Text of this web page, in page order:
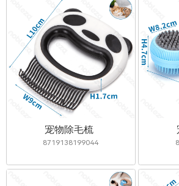
宠物除毛梳
8719138199044